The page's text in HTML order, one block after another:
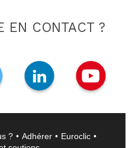
EN CONTACT ?
? Adhérer
Euroclic